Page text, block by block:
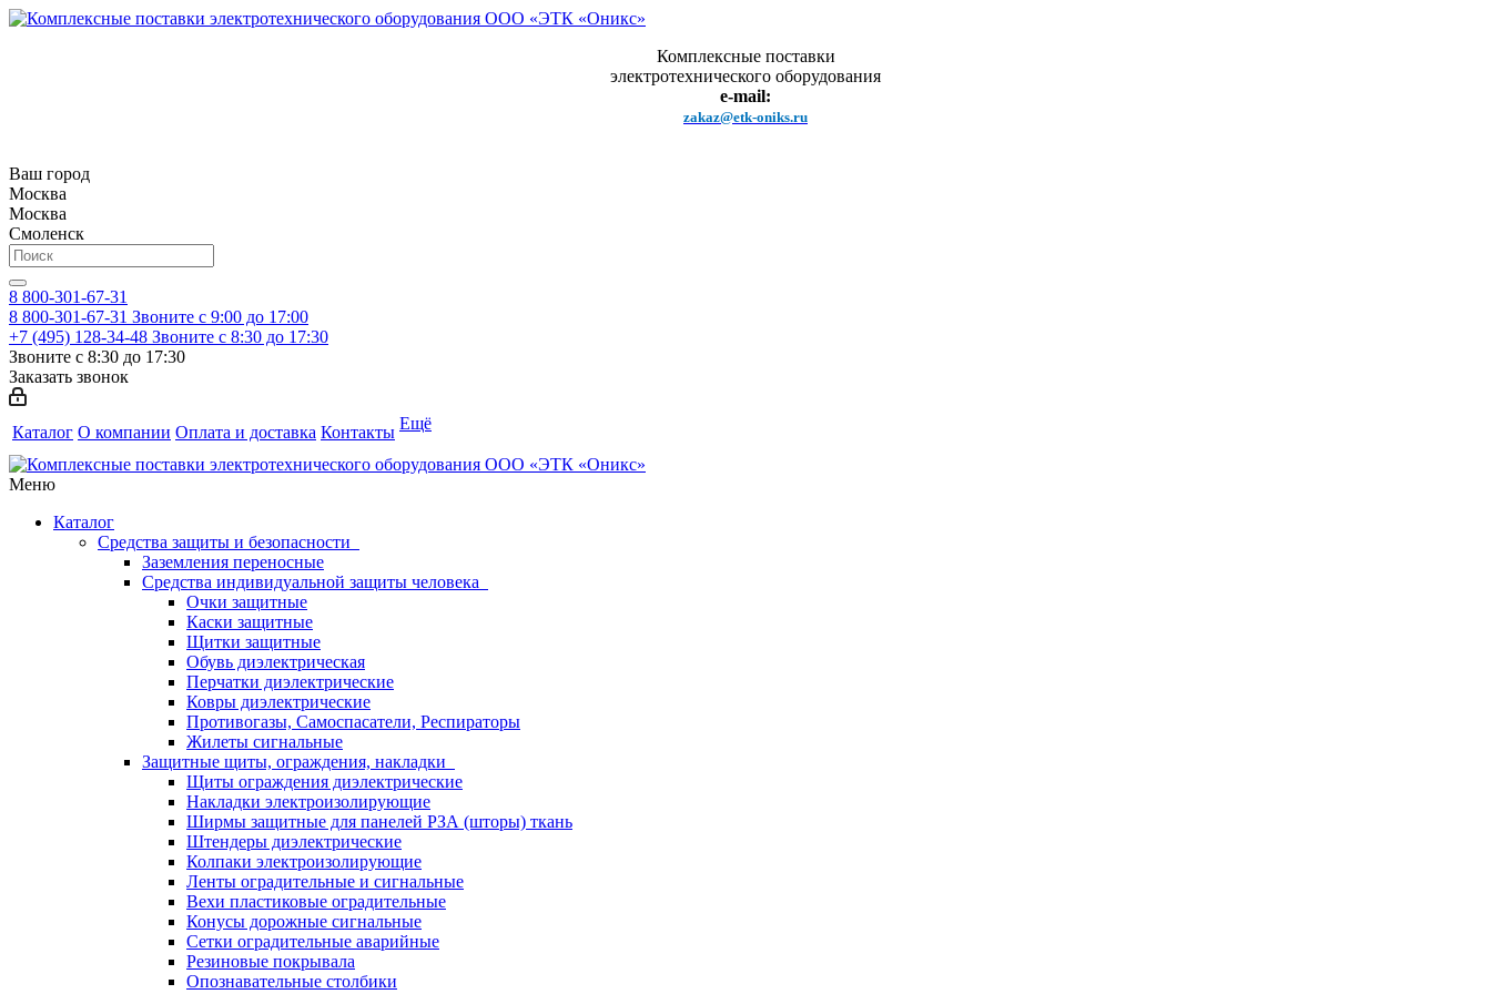
Комплексные поставки
электротехнического оборудования
e-mail:
zakaz@etk-oniks.ru
Ваш город
Москва
Москва
Смоленск
8 800-301-67-31
8 800-301-67-31 Звоните с 9:00 до 17:00
+7 (495) 128-34-48 Звоните с 8:30 до 17:30
Звоните с 8:30 до 17:30
Заказать звонок
Каталог О компании Оплата и доставка Контакты Ещё
Меню
Каталог
Средства защиты и безопасности
Заземления переносные
Средства индивидуальной защиты человека
Очки защитные
Каски защитные
Щитки защитные
Обувь диэлектрическая
Перчатки диэлектрические
Ковры диэлектрические
Противогазы, Самоспасатели, Респираторы
Жилеты сигнальные
Защитные щиты, ограждения, накладки
Щиты ограждения диэлектрические
Накладки электроизолирующие
Ширмы защитные для панелей РЗА (шторы) ткань
Штендеры диэлектрические
Колпаки электроизолирующие
Ленты оградительные и сигнальные
Вехи пластиковые оградительные
Конусы дорожные сигнальные
Сетки оградительные аварийные
Резиновые покрывала
Опознавательные столбики